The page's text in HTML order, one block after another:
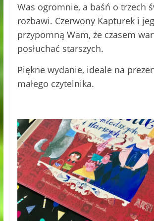
Was ogromnie, a baśń o trzech
rozbawi. Czerwony Kapturek i
przypomną Wam, że czasem
posłuchać starszych.
Piękne wydanie, ideale na
małego czytelnika.